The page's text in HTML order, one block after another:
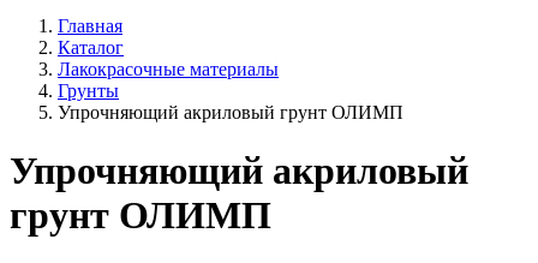
Главная
Каталог
Лакокрасочные материалы
Грунты
Упрочняющий акриловый грунт ОЛИМП
Упрочняющий акриловый
грунт ОЛИМП